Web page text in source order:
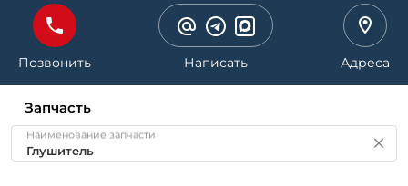
Позвонить Написать Адреса
Запчасть
Наименование запчасти